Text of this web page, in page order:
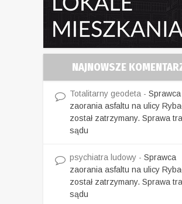
NAJNOWSZE
Totalitarny geodeta - Sprawca
zaorania asfaltu na ulicy
został zatrzymany. Sprawa
sądu
psychiatra ludowy - Sprawca
zaorania asfaltu na ulicy
został zatrzymany. Sprawa
sądu